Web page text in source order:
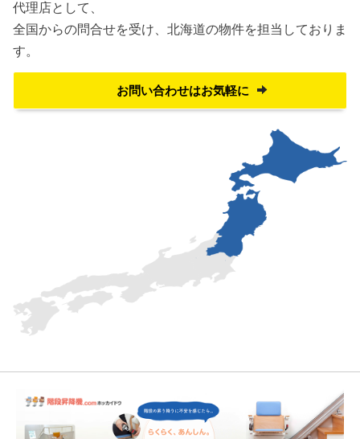
代理店として、
全国からの問合せを受け、 北海道の物件を担当しておりま
す。
お問い合わせはお気軽に